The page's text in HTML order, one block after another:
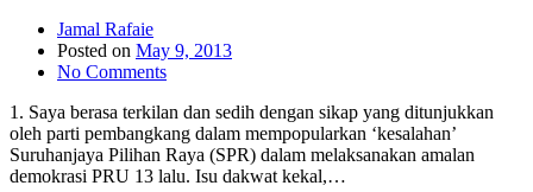
Jamal Rafaie
Posted on May 9, 2013
No Comments
1. Saya berasa terkilan dan sedih dengan sikap yang ditunjukkan
oleh parti pembangkang dalam mempopularkan ‘kesalahan’
Suruhanjaya Pilihan Raya (SPR) dalam melaksanakan amalan
demokrasi PRU 13 lalu. Isu dakwat kekal,…